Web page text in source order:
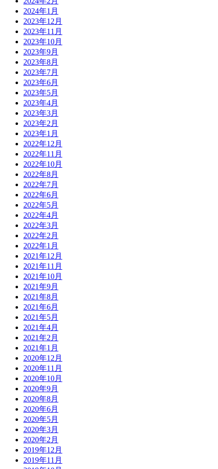
2024年1月
2023年12月
2023年11月
2023年10月
2023年9月
2023年8月
2023年7月
2023年6月
2023年5月
2023年4月
2023年3月
2023年2月
2023年1月
2022年12月
2022年11月
2022年10月
2022年8月
2022年7月
2022年6月
2022年5月
2022年4月
2022年3月
2022年2月
2022年1月
2021年12月
2021年11月
2021年10月
2021年9月
2021年8月
2021年6月
2021年5月
2021年4月
2021年2月
2021年1月
2020年12月
2020年11月
2020年10月
2020年9月
2020年8月
2020年6月
2020年5月
2020年3月
2020年2月
2019年12月
2019年11月